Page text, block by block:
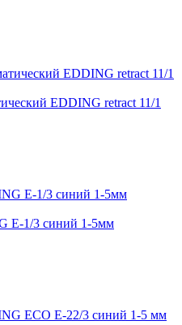
EDDING retract 11/1
E-1/3 синий 1-5мм